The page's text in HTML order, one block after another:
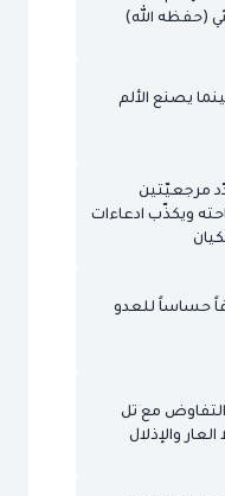
(حفظه الله)
يصنع الألم
مرجعيّتين
ويكذّب ادعاءات
حساساً للعدو
مع تل
العار والإذلال